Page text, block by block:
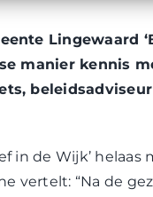
Lingewaard
manier kennis
in de Wijk’
vertelt: “Na de